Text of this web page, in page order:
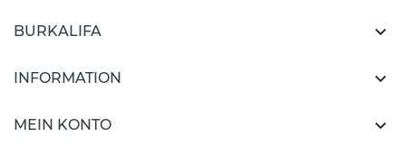
BURKALIFA 
INFORMATION 
MEIN KONTO 